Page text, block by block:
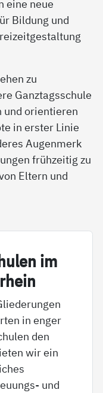
eine neue
Bildung und
zu
Ganztagsschule
und orientieren
in erster Linie
Augenmerk
frühzeitig zu
Eltern und
im
in enger
den
wir ein
und